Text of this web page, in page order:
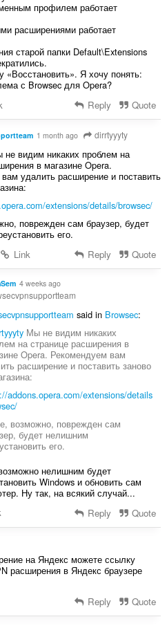
профилем работает
расширениями работает
старой папки Default\Extensions
«Восстановить». Я хочу понять:
с Browsec для Opera?
Reply Quote
1 month ago dirrtyyyty
видим никаких проблем на
в магазине Opera.
удалить расширение и поставить
extensions/details/browsec/
поврежден сам браузер, будет
его.
Link Reply Quote
4 weeks ago
said in Browsec:
Мы не видим никаких
на странице расширения в
Opera. Рекомендуем вам
расширение и поставить заново
addons.opera.com/extensions/details
возможно, поврежден сам
будет нелишним
его.
нелишним будет
Windows и обновить сам
Ну так, на всякий случай...
Reply Quote
на Яндекс можете ссылку
расширения в Яндекс браузере
Reply Quote